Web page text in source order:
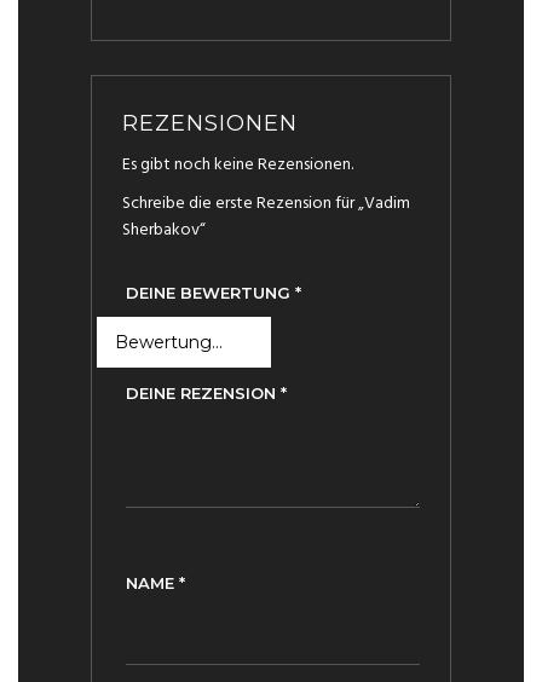
REZENSIONEN
Es gibt noch keine Rezensionen.
Schreibe die erste Rezension für „Vadim
Sherbakov“
DEINE BEWERTUNG *
DEINE REZENSION *
NAME *